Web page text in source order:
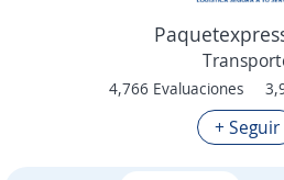
4,766 Evaluaciones
+ Seguir